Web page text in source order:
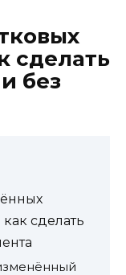
сделать
без
сделать